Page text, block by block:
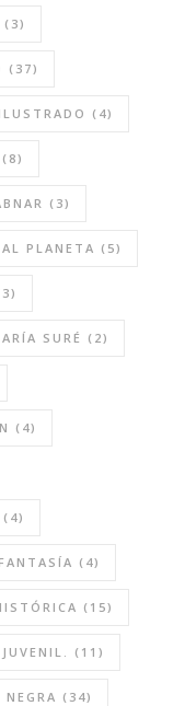
(3)
(37)
(4)
(8)
(3)
PLANETA (5)
SURÉ (2)
(4)
(4)
(4)
(15)
(11)
NEGRA (34)